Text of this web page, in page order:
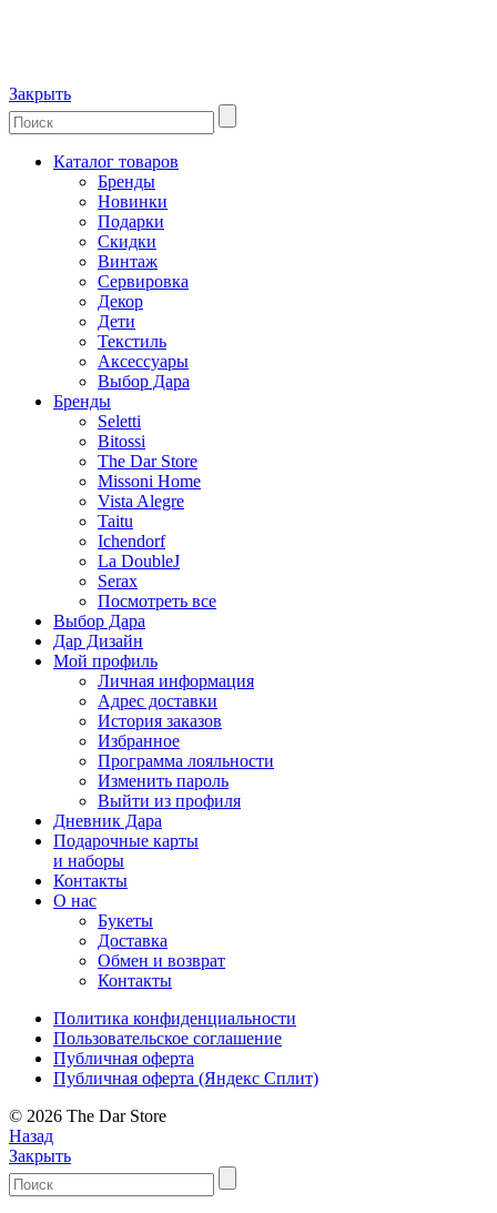
Закрыть
Каталог товаров
Бренды
Новинки
Подарки
Скидки
Винтаж
Сервировка
Декор
Дети
Текстиль
Аксессуары
Выбор Дара
Бренды
Seletti
Bitossi
The Dar Store
Missoni Home
Vista Alegre
Taitu
Ichendorf
La DoubleJ
Serax
Посмотреть все
Выбор Дара
Дар Дизайн
Мой профиль
Личная информация
Адрес доставки
История заказов
Избранное
Программа лояльности
Изменить пароль
Выйти из профиля
Дневник Дара
Подарочные карты
и наборы
Контакты
О нас
Букеты
Доставка
Обмен и возврат
Контакты
Политика конфиденциальности
Пользовательское соглашение
Публичная оферта
Публичная оферта (Яндекс Сплит)
© 2026 The Dar Store
Назад
Закрыть